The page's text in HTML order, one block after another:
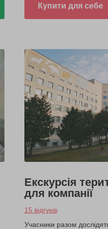
Купити для себе
Екскурсія
для компанії
15 відгуків
Учасники разом